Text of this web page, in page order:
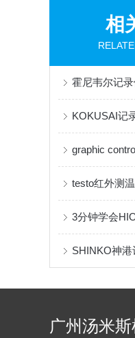
相
graphic
广州汤米